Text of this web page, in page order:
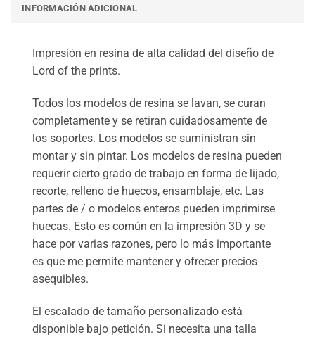
INFORMACIÓN ADICIONAL
Impresión en resina de alta calidad del diseño de
Lord of the prints.
Todos los modelos de resina se lavan, se curan
completamente y se retiran cuidadosamente de
los soportes. Los modelos se suministran sin
montar y sin pintar. Los modelos de resina pueden
requerir cierto grado de trabajo en forma de lijado,
recorte, relleno de huecos, ensamblaje, etc. Las
partes de / o modelos enteros pueden imprimirse
huecas. Esto es común en la impresión 3D y se
hace por varias razones, pero lo más importante
es que me permite mantener y ofrecer precios
asequibles.
El escalado de tamaño personalizado está
disponible bajo petición. Si necesita una talla